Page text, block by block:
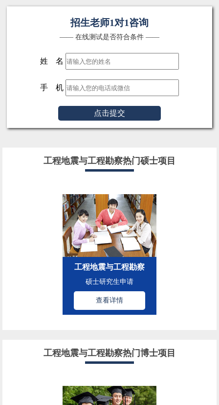
招生老师1对1咨询
—— 在线测试是否符合条件 ——
姓 名
手 机
点击提交
工程地震与工程勘察热门硕士项目
工程地震与工程勘察
硕士研究生申请
查看详情
工程地震与工程勘察热门博士项目